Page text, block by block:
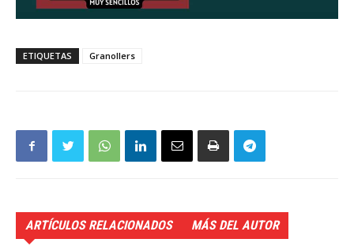
ETIQUETAS Granollers
ARTÍCULOS RELACIONADOS MÁS DEL AUTOR